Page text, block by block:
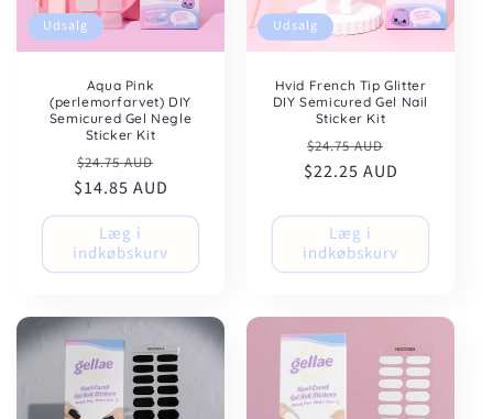
Udsalg
Aqua Pink
(perlemorfarvet) DIY
Semicured Gel Negle
Sticker Kit
Normalpris
$24.75 AUD
$14.85 AUD
Læg i
indkøbskurv
Udsalg
Hvid French Tip Glitter
DIY Semicured Gel Nail
Sticker Kit
Normalpris
$24.75 AUD
$22.25 AUD
Læg i
indkøbskurv